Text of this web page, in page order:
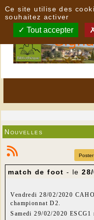
Nouvelles
match de foot - le
Vendredi 28/02/2020
championnat D2.
Samedi 29/02/2020
Ce site utilise des
souhaitez activer
Tout accepter